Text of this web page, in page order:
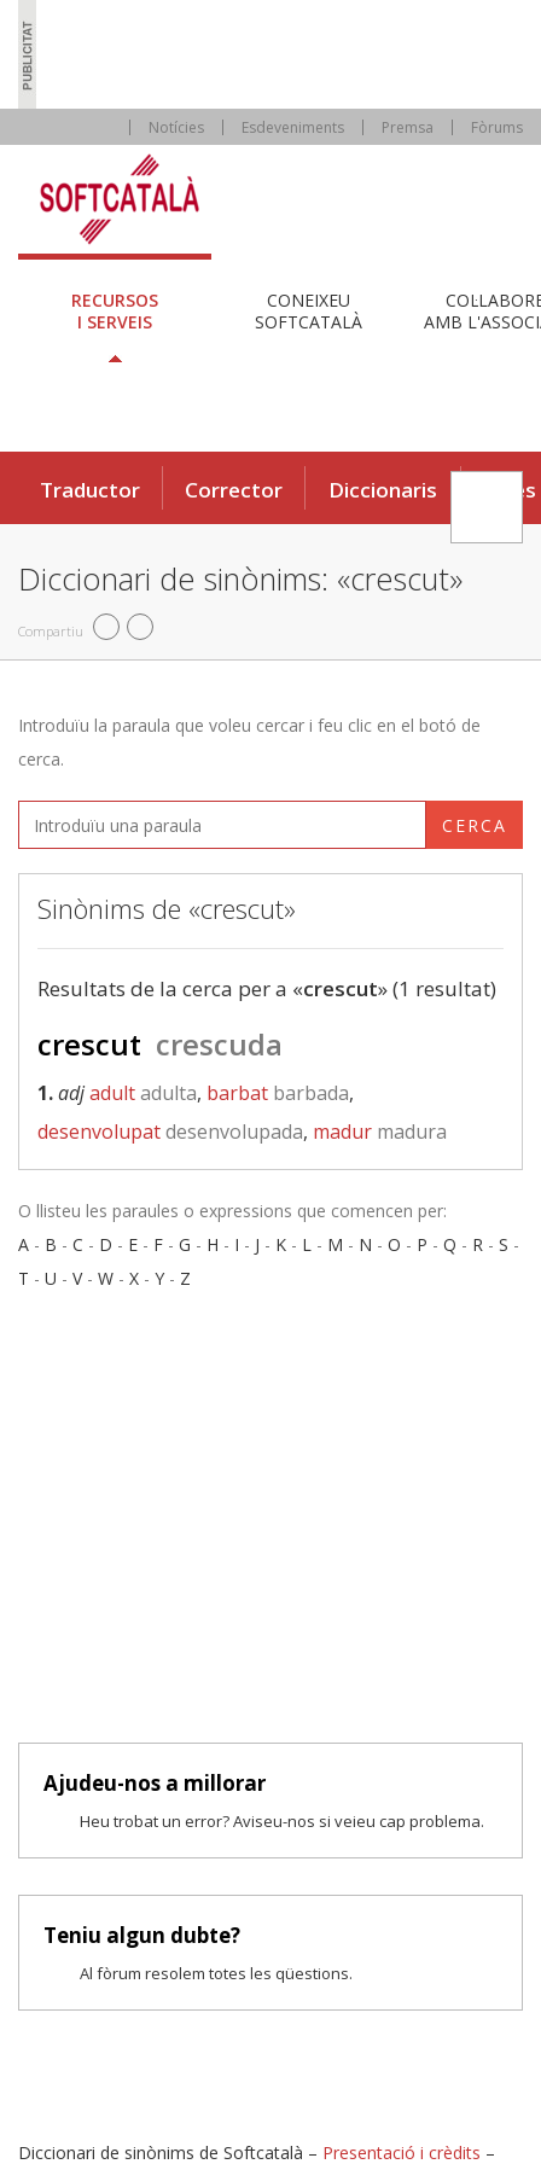
Notícies Esdeveniments Premsa Fòrums
RECURSOS
I SERVEIS
CONEIXEU
SOFTCATALÀ
AMB
Traductor Corrector Diccionaris Eines
Diccionari de sinònims: «crescut»
Compartiu
Introduïu la paraula que voleu cercar i feu clic en el botó de
cerca.
CERCA
Sinònims de «crescut»
Resultats de la cerca per a «crescut» (1 resultat)
crescut crescuda
1.adjadultadulta, barbat barbada,
desenvolupatdesenvolupada, madur madura
O llisteu les paraules o expressions que comencen per:
A - B - C - D - E - F - G - H - I - J - K - L - M - N - O - P - Q - R - S -
T - U - V- W - X - Y - Z
Ajudeu-nos a millorar
Heu trobat un error? Aviseu-nos si veieu cap problema.
Teniu algun dubte?
Al fòrum resolem totes les qüestions.
Diccionari de sinònims de Softcatalà – Presentació i crèdits –